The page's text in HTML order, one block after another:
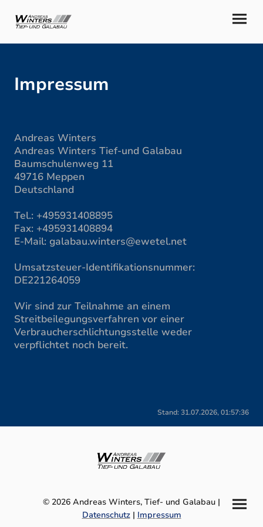
Impressum
Andreas Winters
Andreas Winters Tief-und Galabau
Baumschulenweg 11
49716 Meppen
Deutschland
Tel.: +495931408895
Fax: +495931408894
E-Mail: galabau.winters@ewetel.net
Umsatzsteuer-Identifikationsnummer:
DE221264059
Wir sind zur Teilnahme an einem
Streitbeilegungsverfahren vor einer
Verbraucherschlichtungsstelle weder
verpflichtet noch bereit.
Stand: 31.07.2026, 01:57:36
© 2026 Andreas Winters, Tief- und Galabau |
Datenschutz | Impressum